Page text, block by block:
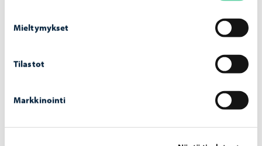
Mieltymykset
Tilastot
Markkinointi